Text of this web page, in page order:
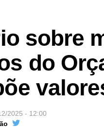
sobre
do
2025 - 12:00